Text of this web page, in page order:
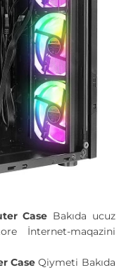
Case Bakıda ucuz
İnternet-maqazini
CaseQiymeti Bakıda